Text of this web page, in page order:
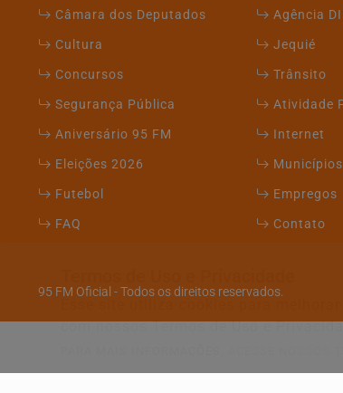
Câmara dos Deputados
Agência
Cultura
Jequié
Concursos
Trânsito
Segurança Pública
Atividade
Aniversário 95 FM
Internet
Eleições 2026
Municípios
Futebol
Empregos
FAQ
Contato
95 FM Oficial - Todos os direitos reservados.
com nossos Termos de Uso e